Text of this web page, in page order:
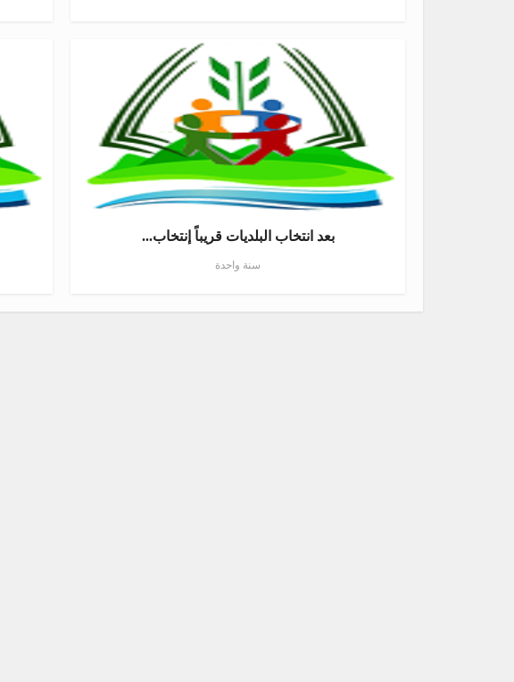
بعد انتخاب البلديات قريباً إنتخاب...
سنة واحدة